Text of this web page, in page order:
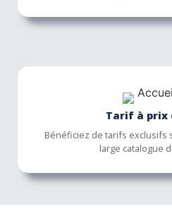
Tarif à prix
Bénéficiez de tarifs exclusifs
large catalogue